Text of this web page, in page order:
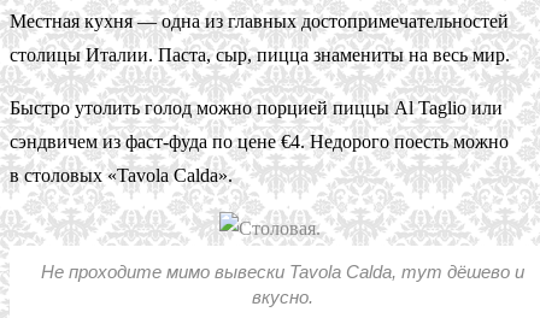
Местная кухня — одна из главных достопримечательностей
столицы Италии. Паста, сыр, пицца знамениты на весь мир.
Быстро утолить голод можно порцией пиццы Al Taglio или
сэндвичем из фаст-фуда по цене €4. Недорого поесть можно
в столовых «Tavola Calda».
Не проходите мимо вывески Tavola Calda, тут дёшево и
вкусно.